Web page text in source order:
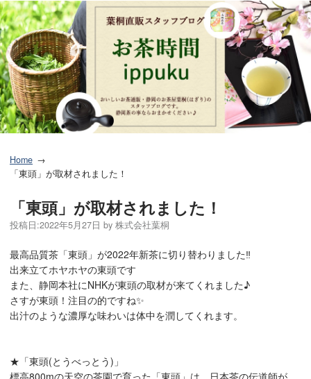
Home
「東頭」が取材されました！
「東頭」が取材されました！
投稿日:2022年5月27日 by 株式会社葉桐
最高品質茶「東頭」が2022年新茶に切り替わりました‼️
出来立てホヤホヤの東頭です
また、静岡本社にNHKが東頭の取材が来てくれました♪
さすが東頭！注目の的ですね✨
出汁のような濃厚な味わいは体中を潤してくれます。
★「東頭(とうべっとう)」
標高800mの天空の茶園で育った「東頭」は、日本茶の伝道師が